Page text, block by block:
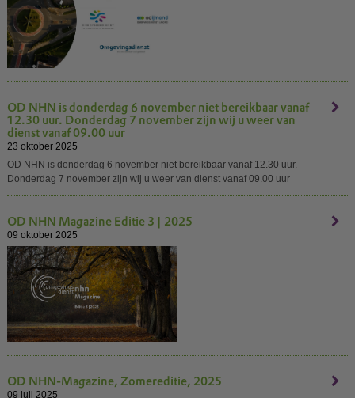
OD NHN is donderdag 6 november niet bereikbaar vanaf
12.30 uur. Donderdag 7 november zijn wij u weer van
dienst vanaf 09.00 uur
23 oktober 2025
OD NHN is donderdag 6 november niet bereikbaar vanaf 12.30 uur.
Donderdag 7 november zijn wij u weer van dienst vanaf 09.00 uur
OD NHN Magazine Editie 3 | 2025
09 oktober 2025
OD NHN-Magazine, Zomereditie, 2025
09 juli 2025